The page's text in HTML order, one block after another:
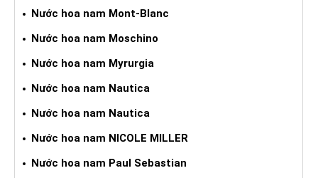
Nước hoa nam Mont-Blanc
Nước hoa nam Moschino
Nước hoa nam Myrurgia
Nước hoa nam Nautica
Nước hoa nam Nautica
Nước hoa nam NICOLE MILLER
Nước hoa nam Paul Sebastian